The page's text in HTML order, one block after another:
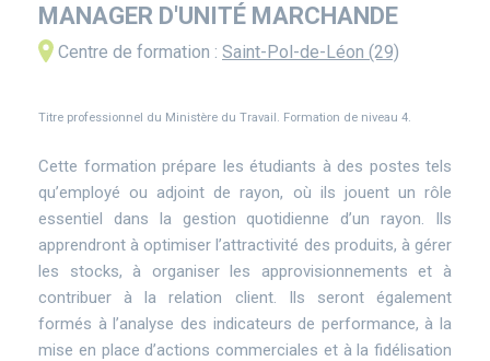
MANAGER D'UNITÉ MARCHANDE
Centre de formation : Saint-Pol-de-Léon (29)
Description
Titre professionnel du Ministère du Travail. Formation de niveau 4.
Cette formation prépare les étudiants à des postes tels
qu’employé ou adjoint de rayon, où ils jouent un rôle
essentiel dans la gestion quotidienne d’un rayon. Ils
apprendront à optimiser l’attractivité des produits, à gérer
les stocks, à organiser les approvisionnements et à
contribuer à la relation client. Ils seront également
formés à l’analyse des indicateurs de performance, à la
mise en place d’actions commerciales et à la fidélisation